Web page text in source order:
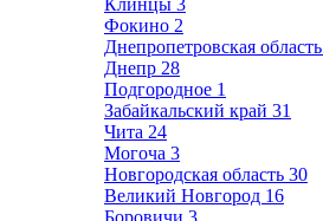
Клинцы 3
Фокино 2
Днепропетровская область
Днепр 28
Подгородное 1
Забайкальский край 31
Чита 24
Могоча 3
Новгородская область 30
Великий Новгород 16
Боровичи 3